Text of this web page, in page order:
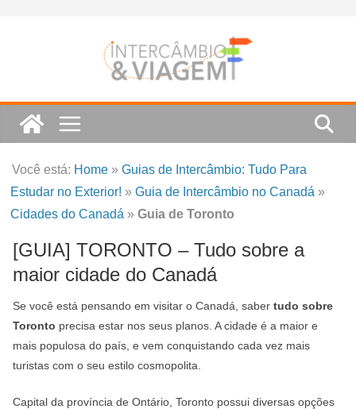
Você está: Home »Guias de Intercâmbio: Tudo Para
Estudar no Exterior! »Guia de Intercâmbio no Canadá »
Cidades do Canadá »Guia de Toronto
[GUIA] TORONTO – Tudo sobre a
maior cidade do Canadá
Se você está pensando em visitar o Canadá, saber tudo sobre
Toronto precisa estar nos seus planos. A cidade é a maior e
mais populosa do país, e vem conquistando cada vez mais
turistas com o seu estilo cosmopolita.
Capital da província de Ontário, Toronto possui diversas opções